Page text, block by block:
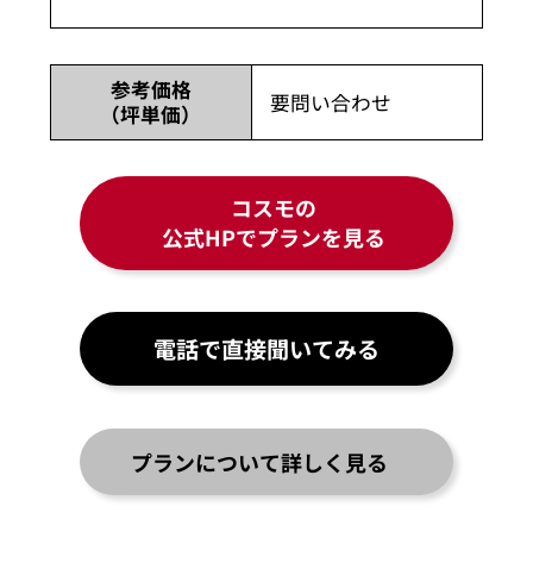
参考価格
（坪単価）
要問い合わせ
コスモの
公式HPでプランを見る
電話で直接聞いてみる
プランについて詳しく見る